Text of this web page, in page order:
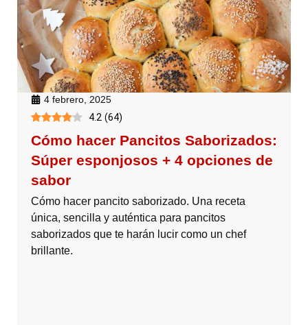
4 febrero, 2025
4.2 (64)
Cómo hacer Pancitos Saborizados:
Súper esponjosos + 4 opciones de
sabor
Cómo hacer pancito saborizado. Una receta
única, sencilla y auténtica para pancitos
saborizados que te harán lucir como un chef
brillante.